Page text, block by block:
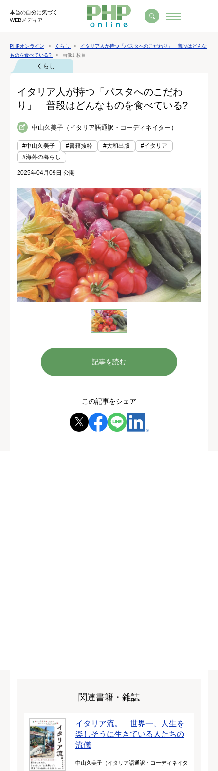
本当の自分に気づく
WEBメディア
PHPオンライン くらし
イタリア人が持つ「パスタへのこだわり」 普段はどんな
ものを食べている?
画像1 枚目
くらし
イタリア人が持つ「パスタへのこだわ
り」 普段はどんなものを食べている?
中山久美子（イタリア語通訳・コーディネイター）
#中山久美子 #書籍抜粋 #大和出版
#イタリア
#海外の暮らし
2025年04月09日 公開
記事を読む
この記事をシェア
関連書籍・雑誌
イタリア流。 世界一、人生を
楽しそうに生きている人たちの
流儀
中山久美子（イタリア語通訳・コーディネイタ